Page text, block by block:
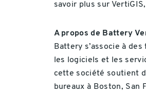
savoir plus sur
A propos de Battery
Battery s’associe à
les logiciels et les
cette société soutient
bureaux à Boston, San